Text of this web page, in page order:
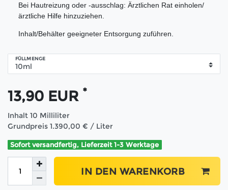
Bei Hautreizung oder -ausschlag: Ärztlichen Rat einholen/
ärztliche Hilfe hinzuziehen.
Inhalt/Behälter geeigneter Entsorgung zuführen.
FÜLLMENGE
13,90 EUR *
Inhalt 10 Milliliter
Grundpreis 1.390,00 € / Liter
Sofort versandfertig, Lieferzeit 1-3 Werktage
IN DEN WARENKORB